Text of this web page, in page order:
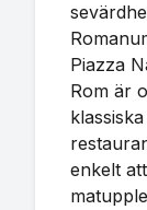
Piazza
Rom är
enkelt